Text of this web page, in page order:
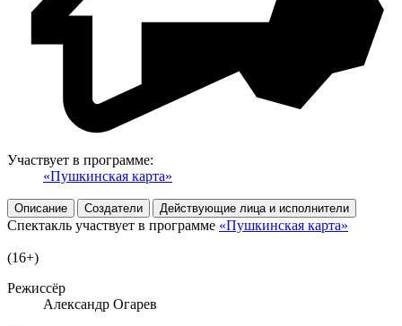
Участвует в программе:
«Пушкинская карта»
Описание Создатели Действующие лица и исполнители
Спектакль участвует в программе «Пушкинская карта»
(16+)
Режиссёр
Александр Огарев